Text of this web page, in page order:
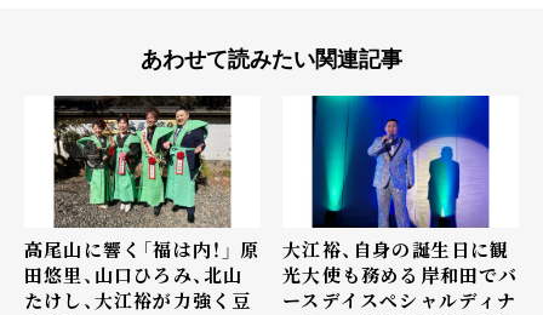
あわせて読みたい関連記事
高尾山に響く「福は内！」 原
田悠里、山口ひろみ、北山
たけし、大江裕が力強く豆
大江裕、自身の誕生日に観
光大使も務める岸和田でバ
ースデイスペシャルディナ